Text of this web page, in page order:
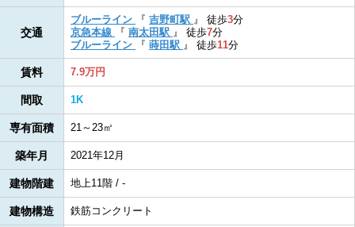
交通
ブルーライン 『 吉野町駅 』 徒歩3分
京急本線
『 南太田駅 』 徒歩7分
ブルーライン
『 蒔田駅 』 徒歩11分
賃料 7.9万円
間取 1K
専有面積 21～23㎡
築年月 2021年12月
建物階建 地上11階 / -
建物構造 鉄筋コンクリート